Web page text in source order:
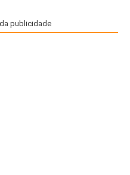
publicidade